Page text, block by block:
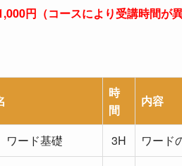
円（コースにより受講時間が
時
間
内容
ワード基礎 3H ワード